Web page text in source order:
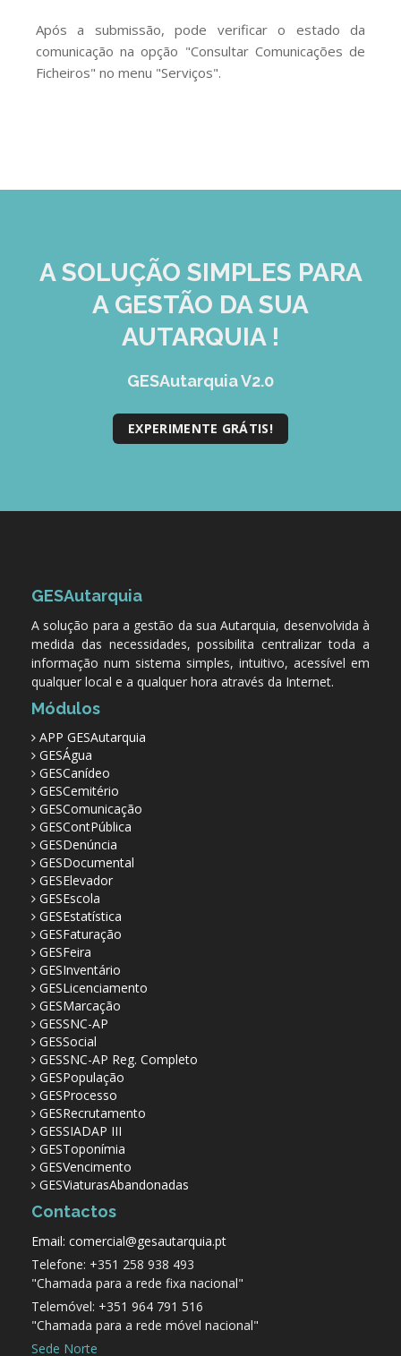
GESToponímia
GESVencimento
Após a submissão, pode verificar o estado da
comunicação na opção "Consultar Comunicações de
Ficheiros" no menu "Serviços".
A SOLUÇÃO SIMPLES PARA
A GESTÃO DA SUA
AUTARQUIA !
GESAutarquia V2.0
EXPERIMENTE GRÁTIS!
GESAutarquia
A solução para a gestão da sua Autarquia, desenvolvida à
medida das necessidades, possibilita centralizar toda a
informação num sistema simples, intuitivo, acessível em
qualquer local e a qualquer hora através da Internet.
Módulos
APP GESAutarquia
GESÁgua
GESCanídeo
GESCemitério
GESComunicação
GESContPública
GESDenúncia
GESDocumental
GESElevador
GESEscola
GESEstatística
GESFaturação
GESFeira
GESInventário
GESLicenciamento
GESMarcação
GESSNC-AP
GESSocial
GESSNC-AP Reg. Completo
GESPopulação
GESProcesso
GESRecrutamento
GESSIADAP III
GESToponímia
GESVencimento
GESViaturasAbandonadas
Contactos
Email: comercial@gesautarquia.pt
Telefone: +351 258 938 493
"Chamada para a rede fixa nacional"
Telemóvel: +351 964 791 516
"Chamada para a rede móvel nacional"
Sede Norte